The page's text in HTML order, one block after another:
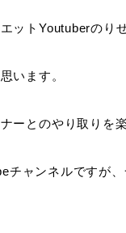
ットYoutuberのり
います。
ーとのやり取りを
チャンネルですが